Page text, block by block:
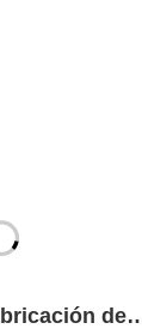
de